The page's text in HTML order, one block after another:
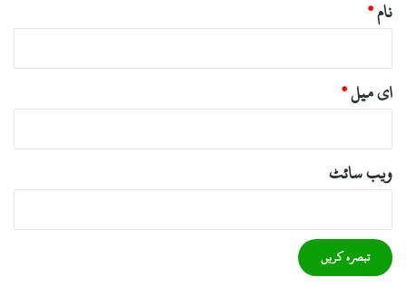
نام*
ای میل*
ویب‌ سائٹ